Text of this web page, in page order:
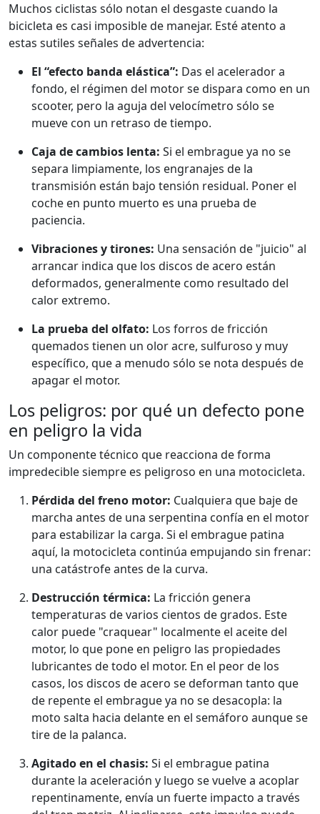
Muchos ciclistas sólo notan el desgaste cuando la
bicicleta es casi imposible de manejar. Esté atento a
estas sutiles señales de advertencia:
El “efecto banda elástica”: Das el acelerador a
fondo, el régimen del motor se dispara como en un
scooter, pero la aguja del velocímetro sólo se
mueve con un retraso de tiempo.
Caja de cambios lenta: Si el embrague ya no se
separa limpiamente, los engranajes de la
transmisión están bajo tensión residual. Poner el
coche en punto muerto es una prueba de
paciencia.
Vibraciones y tirones: Una sensación de "juicio" al
arrancar indica que los discos de acero están
deformados, generalmente como resultado del
calor extremo.
La prueba del olfato: Los forros de fricción
quemados tienen un olor acre, sulfuroso y muy
específico, que a menudo sólo se nota después de
apagar el motor.
Los peligros: por qué un defecto pone
en peligro la vida
Un componente técnico que reacciona de forma
impredecible siempre es peligroso en una motocicleta.
Pérdida del freno motor: Cualquiera que baje de
marcha antes de una serpentina confía en el motor
para estabilizar la carga. Si el embrague patina
aquí, la motocicleta continúa empujando sin frenar:
una catástrofe antes de la curva.
Destrucción térmica: La fricción genera
temperaturas de varios cientos de grados. Este
calor puede "craquear" localmente el aceite del
motor, lo que pone en peligro las propiedades
lubricantes de todo el motor. En el peor de los
casos, los discos de acero se deforman tanto que
de repente el embrague ya no se desacopla: la
moto salta hacia delante en el semáforo aunque se
tire de la palanca.
Agitado en el chasis: Si el embrague patina
durante la aceleración y luego se vuelve a acoplar
repentinamente, envía un fuerte impacto a través